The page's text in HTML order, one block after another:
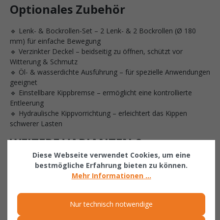
Optionales Zubehör
🔹 Lenk- & Bockrollen-Set – 2 Lenk- & 2 Bockrollen (Ø 180
mm) für einfache Bewegung
🔹 Verzinkter Deckel – beidseitig zu öffnen, schützt vor
Witterung & Schmutz
🔹 Öl- & wasserdichte Ausführung – für spezielle Anwendungen
geeignet
🔹 Einstellbare Kippbremse – ermöglicht eine kontrollierte
Entleerung
🔹 Hydraulische Kippvorrichtung – erleichtert das Kippen
schwerer Lasten
WEITERE VARIANTEN &
ALTERNATIVEN
🔹 Farbauswahl: Erhältlich in RAL 2000, RAL 3000, RAL 5012,
RAL 6011, RAL 7005 oder feuerverzinkt
Diese Webseite verwendet Cookies, um eine
bestmögliche Erfahrung bieten zu können.
Mehr Informationen ...
Nur technisch notwendige